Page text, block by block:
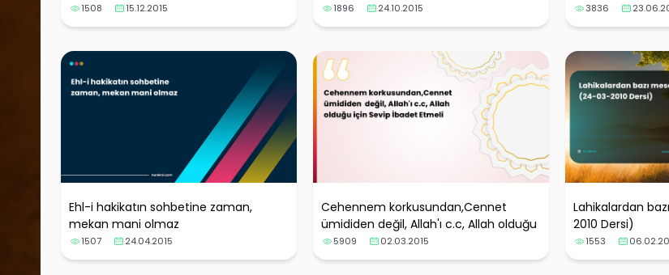
1508 15.12.2015 1896 24.10.2015 3836
Ehl-i hakikatın sohbetine zaman,
mekan mani olmaz
1507 24.04.2015
Cehennem korkusundan,Cennet
ümididen değil, Allah'ı c.c, Allah olduğu
için Sevip İbadet Etmeli
5909 02.03.2015
Lahikalardan
2010 Dersi)
1553